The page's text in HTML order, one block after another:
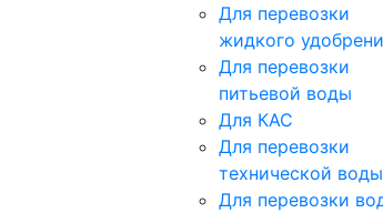
Для перевозки
жидкого
Для перевозки
питьевой воды
Для КАС
Для перевозки
технической воды
Для перевозки